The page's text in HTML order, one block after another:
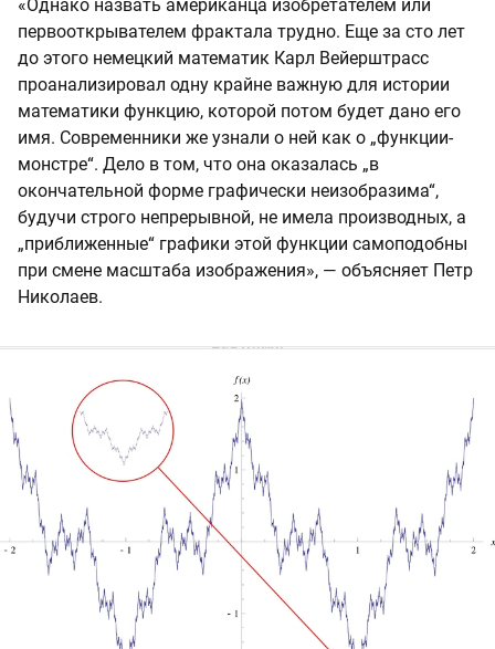
«Однако назвать американца изобретателем или
первооткрывателем фрактала трудно. Еще за сто лет
до этого немецкий математик Карл Вейерштрасс
проанализировал одну крайне важную для истории
математики функцию, которой потом будет дано его
имя. Современники же узнали о ней как о „функции-
монстре“. Дело в том, что она оказалась „в
окончательной форме графически неизобразима“,
будучи строго непрерывной, не имела производных, а
„приближенные“ графики этой функции самоподобны
при смене масштаба изображения», — объясняет Петр
Николаев.